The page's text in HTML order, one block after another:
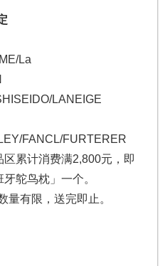
La
LANEIGE
FANCL/FURTERER
累计消费满2,800元，即
鸵鸟枕」一个。
量有限，送完即止。